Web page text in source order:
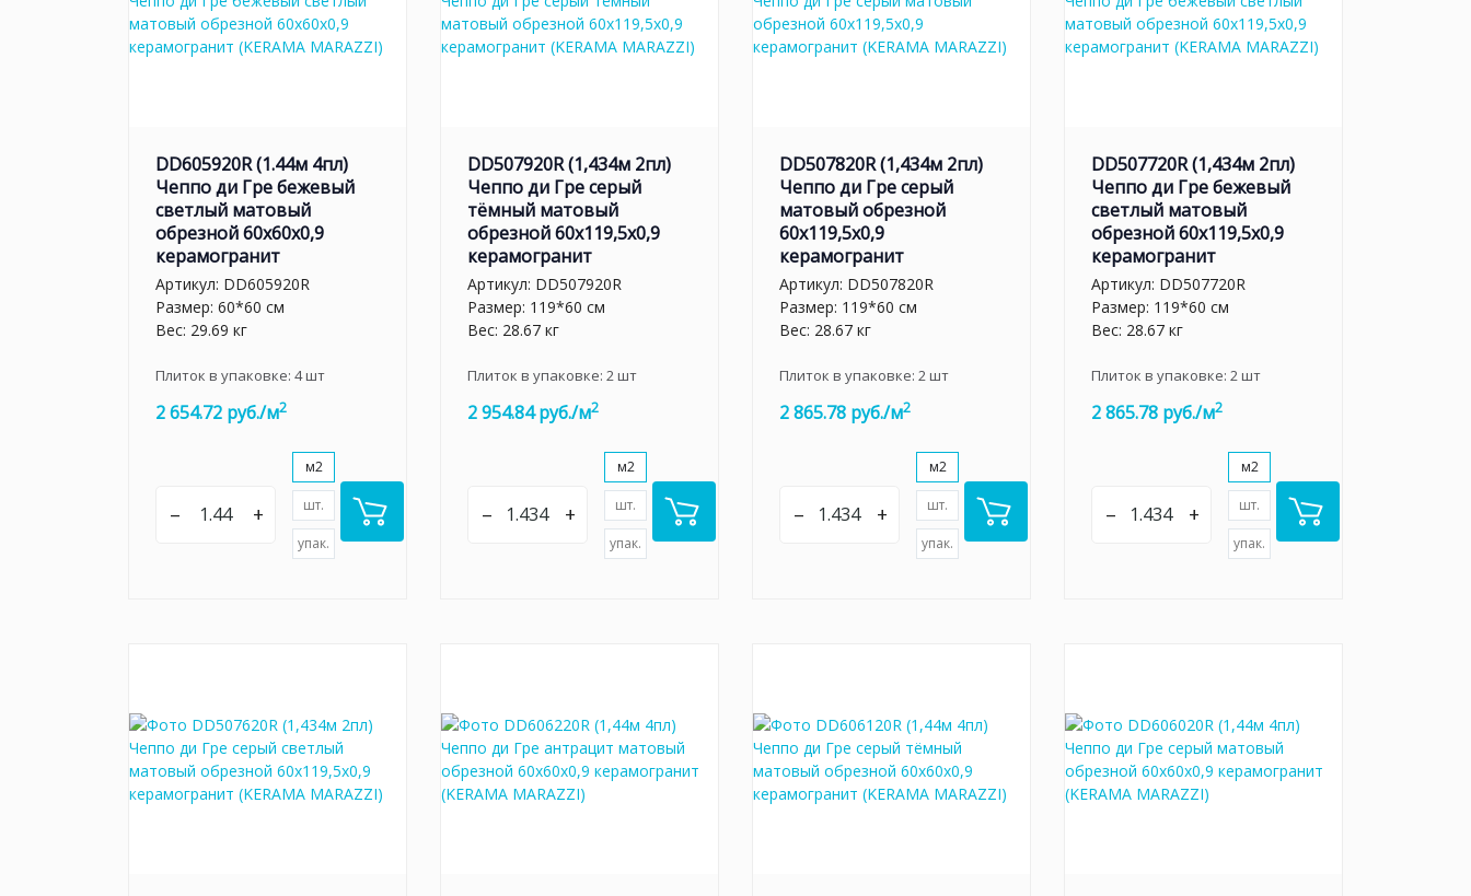
DD605920R (1.44м 4пл)
Чеппо ди Гре бежевый
светлый матовый
обрезной 60x60x0,9
керамогранит
Артикул: DD605920R
Размер: 60*60 см
Вес: 29.69 кг
Плиток в упаковке: 4шт
2 654.72 руб./м2
– +
м2
шт.
упак.
DD507920R (1,434м 2пл)
Чеппо ди Гре серый
тёмный матовый
обрезной 60x119,5x0,9
керамогранит
Артикул: DD507920R
Размер: 119*60 см
Вес: 28.67 кг
Плиток в упаковке: 2 шт
2 954.84 руб./м2
– +
м2
шт.
упак.
DD507820R (1,434м 2пл)
Чеппо ди Гре серый
матовый обрезной
60x119,5x0,9
керамогранит
Артикул: DD507820R
Размер: 119*60 см
Вес: 28.67 кг
Плиток в упаковке: 2 шт
2 865.78 руб./м2
– +
м2
шт.
упак.
DD507720R (1,434м 2пл)
Чеппо ди Гре бежевый
светлый матовый
обрезной 60x119,5x0,9
керамогранит
Артикул: DD507720R
Размер: 119*60 см
Вес: 28.67 кг
Плиток в упаковке: 2 шт
2 865.78 руб./м2
– +
м2
шт.
упак.